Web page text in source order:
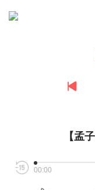
【孟
00:00